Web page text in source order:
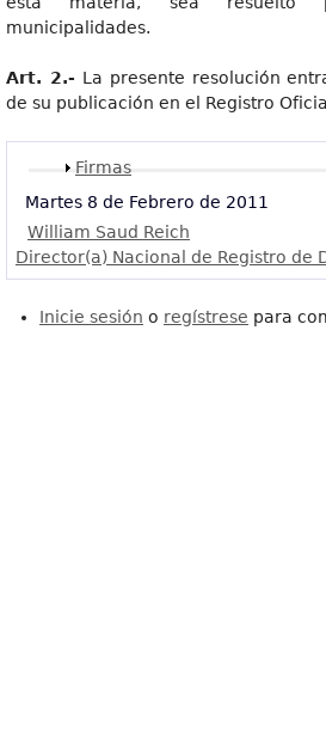
municipalidades.
Art. 2.- La presente resolución
de su publicación en el Registro
Mostrar
Firmas
Martes 8 de Febrero de 2011
William Saud Reich
Director(a) Nacional de Registro de
Inicie sesión o regístrese para